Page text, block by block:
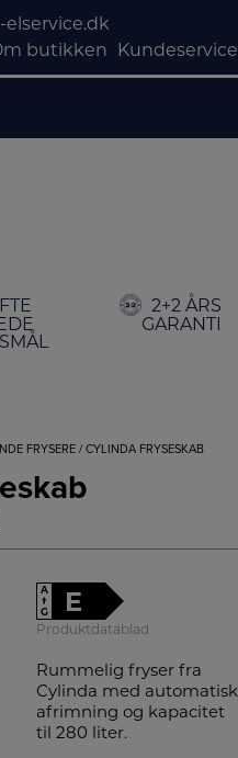
elservice.dk
butikken
Kundeservice
2+2 ÅRS
GARANTI
FRYSERE / CYLINDA FRYSESKAB
A
↑
G
E
Produktdatablad
Rummelig fryser fra
Cylinda med automatisk
afrimning og kapacitet
til 280 liter.